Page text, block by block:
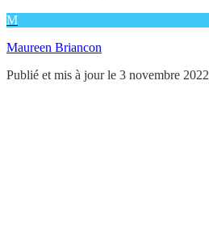
M
Maureen Briancon
Publié et mis à jour le 3 novembre 2022